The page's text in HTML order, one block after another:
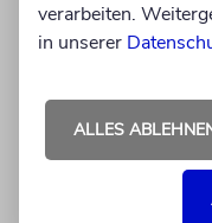
von Katrin
verarbeiten.
in unserer
ALLES